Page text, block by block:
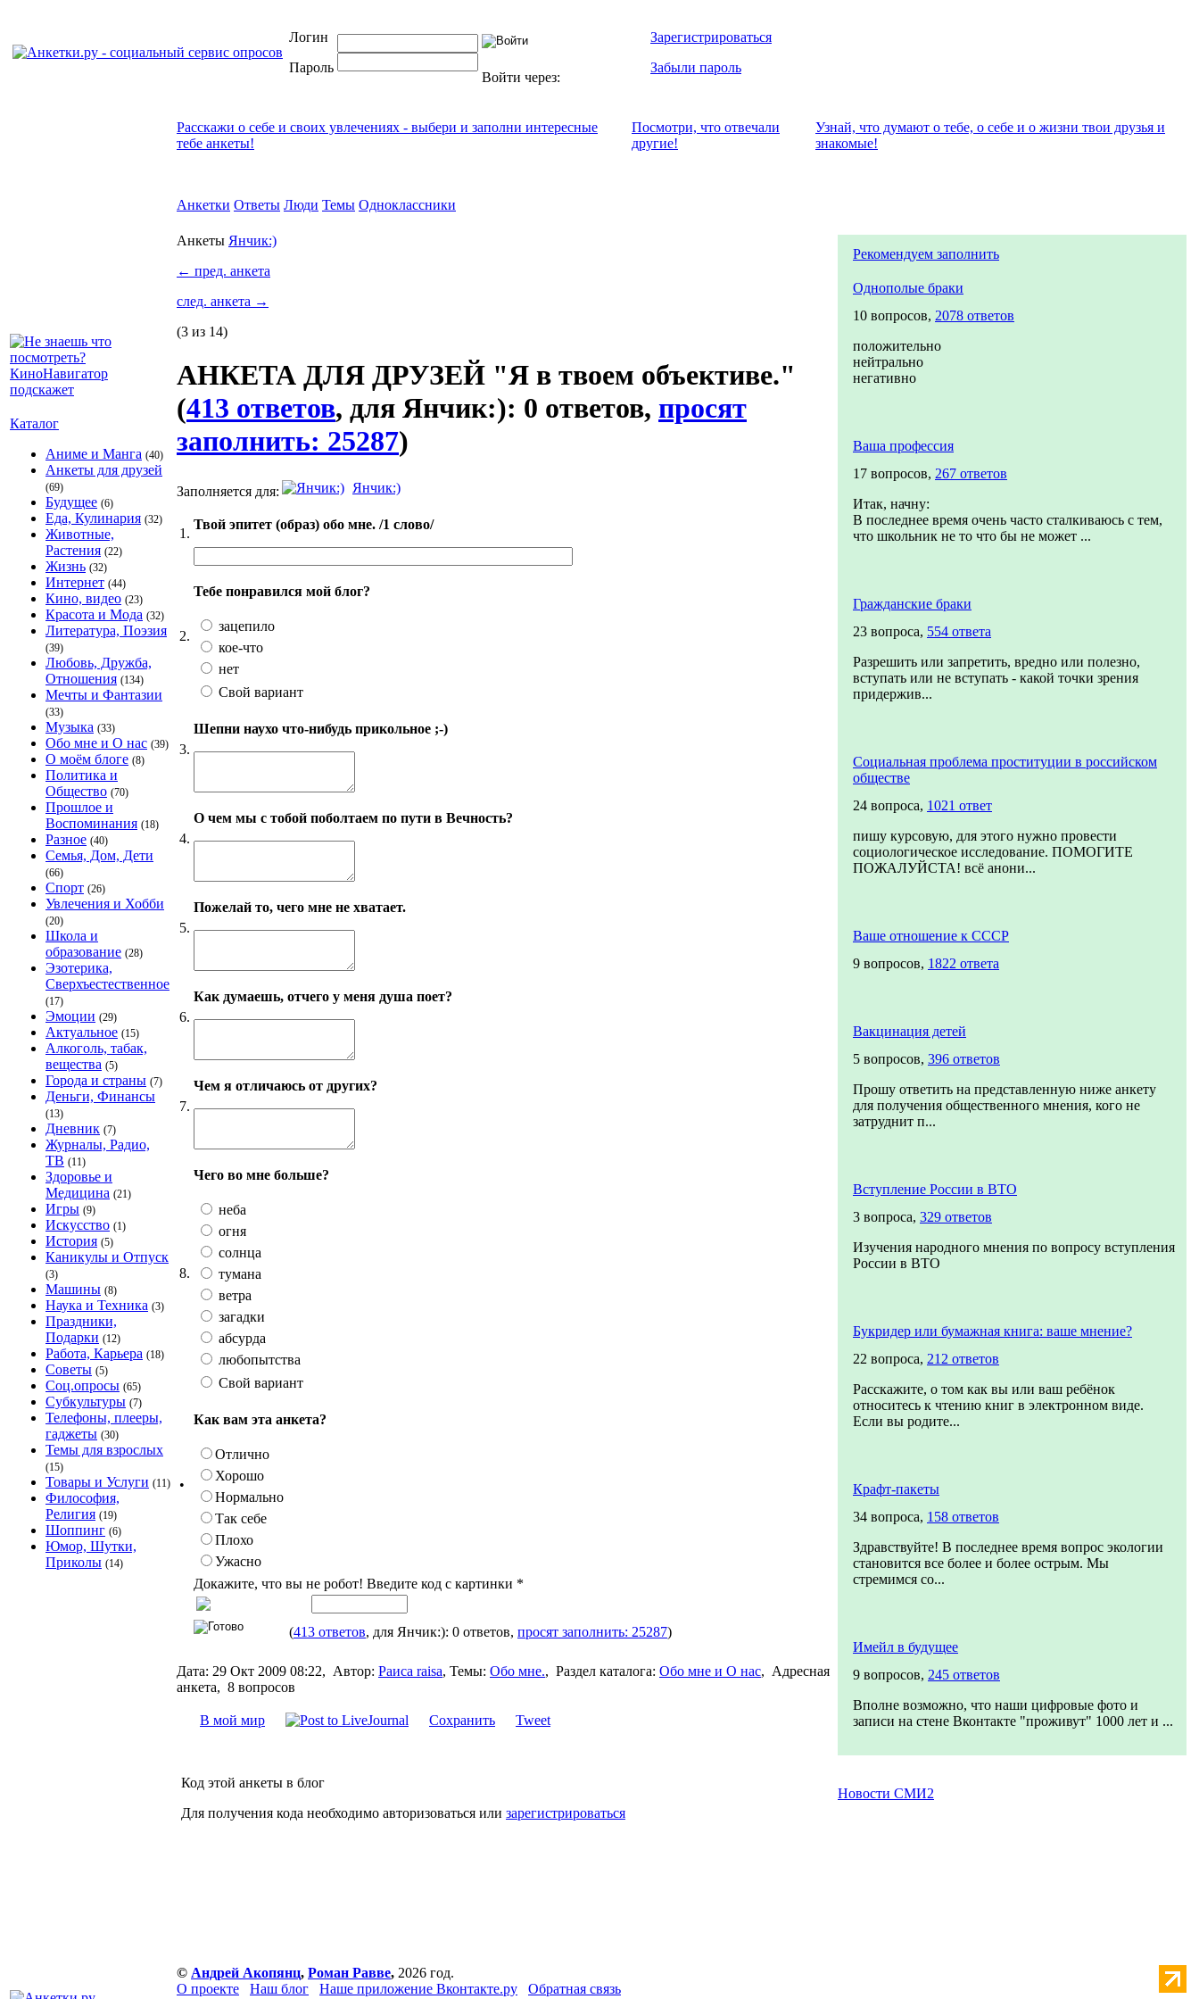
Логин
Пароль
Войти через:
Зарегистрироваться
Забыли пароль
Каталог
Аниме и Манга (40)
Анкеты для друзей
(69)
Будущее (6)
Еда, Кулинария (32)
Животные,
Растения (22)
Жизнь (32)
Интернет (44)
Кино, видео (23)
Красота и Мода (32)
Литература, Поэзия
(39)
Любовь, Дружба,
Отношения (134)
Мечты и Фантазии
(33)
Музыка (33)
Обо мне и О нас (39)
О моём блоге (8)
Политика и
Общество (70)
Прошлое и
Воспоминания (18)
Разное (40)
Семья, Дом, Дети
(66)
Спорт (26)
Увлечения и Хобби
(20)
Школа и
образование (28)
Эзотерика,
Сверхъестественное
(17)
Эмоции (29)
Актуальное (15)
Алкоголь, табак,
вещества (5)
Города и страны (7)
Деньги, Финансы
(13)
Дневник (7)
Журналы, Радио,
ТВ (11)
Здоровье и
Медицина (21)
Игры (9)
Искусство (1)
История (5)
Каникулы и Отпуск
(3)
Машины (8)
Наука и Техника (3)
Праздники,
Подарки (12)
Работа, Карьера (18)
Советы (5)
Соц.опросы (65)
Субкультуры (7)
Телефоны, плееры,
гаджеты (30)
Темы для взрослых
(15)
Товары и Услуги (11)
Философия,
Религия (19)
Шоппинг (6)
Юмор, Шутки,
Приколы (14)
Расскажи о себе и своих увлечениях - выбери и заполни интересные
тебе анкеты!
Посмотри, что отвeчали
другие!
Узнай, что думают о тебе, о себе и о жизни твои друзья и
знакомые!
Анкетки Ответы Люди Темы Одноклассники
Анкеты Янчик:)
← пред. анкета
след. анкета →
(3 из 14)
АНКЕТА ДЛЯ ДРУЗЕЙ "Я в твоем объективе."
(413 ответов, для Янчик:): 0 ответов, просят
заполнить: 25287)
Заполняется для: Янчик:)
1.
Твой эпитет (образ) обо мне. /1 слово/
2.
Тебе понравился мой блог?
зацепило
кое-что
нет
Свой вариант
3.
Шепни наухо что-нибудь прикольное ;-)
4.
О чем мы с тобой поболтаем по пути в Вечность?
5.
Пожелай то, чего мне не хватает.
6.
Как думаешь, отчего у меня душа поет?
7.
Чем я отличаюсь от других?
8.
Чего во мне больше?
неба
огня
солнца
тумана
ветра
загадки
абсурда
любопытства
Свой вариант
•
Как вам эта анкета?
Отлично
Хорошо
Нормально
Так себе
Плохо
Ужасно
Докажите, что вы не робот! Введите код с картинки *
(413 ответов, для Янчик:): 0 ответов, просят заполнить: 25287)
Дата: 29 Окт 2009 08:22, Автор: Раиса raisa, Темы: Обо мне., Раздел каталога: Обо мне и О нас, Адресная
анкета, 8 вопросов
В мой мир Сохранить Tweet
Код этой анкеты в блог
Для получения кода необходимо авторизоваться или зарегистрироваться
Рекомендуем заполнить
Однополые браки
10 вопросов, 2078 ответов
положительно
нейтрально
негативно
Ваша профессия
17 вопросов, 267 ответов
Итак, начну:
В последнее время очень часто сталкиваюсь с тем,
что школьник не то что бы не может ...
Гражданские браки
23 вопроса, 554 ответа
Разрешить или запретить, вредно или полезно,
вступать или не вступать - какой точки зрения
придержив...
Социальная проблема проституции в российском
обществе
24 вопроса, 1021 ответ
пишу курсовую, для этого нужно провести
социологическое исследование. ПОМОГИТЕ
ПОЖАЛУЙСТА! всё анони...
Ваше отношение к СССР
9 вопросов, 1822 ответа
Вакцинация детей
5 вопросов, 396 ответов
Прошу ответить на представленную ниже анкету
для получения общественного мнения, кого не
затруднит п...
Вступление России в ВТО
3 вопроса, 329 ответов
Изучения народного мнения по вопросу вступления
России в ВТО
Букридер или бумажная книга: ваше мнение?
22 вопроса, 212 ответов
Расскажите, о том как вы или ваш ребёнок
относитесь к чтению книг в электронном виде.
Если вы родите...
Крафт-пакеты
34 вопроса, 158 ответов
Здравствуйте! В последнее время вопрос экологии
становится все более и более острым. Мы
стремимся со...
Имейл в будущее
9 вопросов, 245 ответов
Вполне возможно, что наши цифровые фото и
записи на стене Вконтакте "проживут" 1000 лет и ...
Новости СМИ2
© Андрей Акопянц, Роман Равве, 2026 год.
О проекте
Наш блог Наше приложение Вконтакте.ру Обратная связь